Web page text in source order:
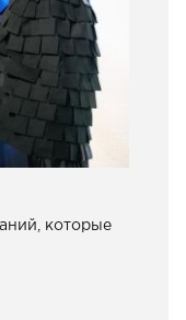
которые